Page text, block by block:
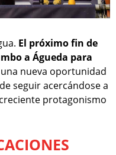
El próximo fin de
a Águeda para
una nueva oportunidad
seguir acercándose a
protagonismo